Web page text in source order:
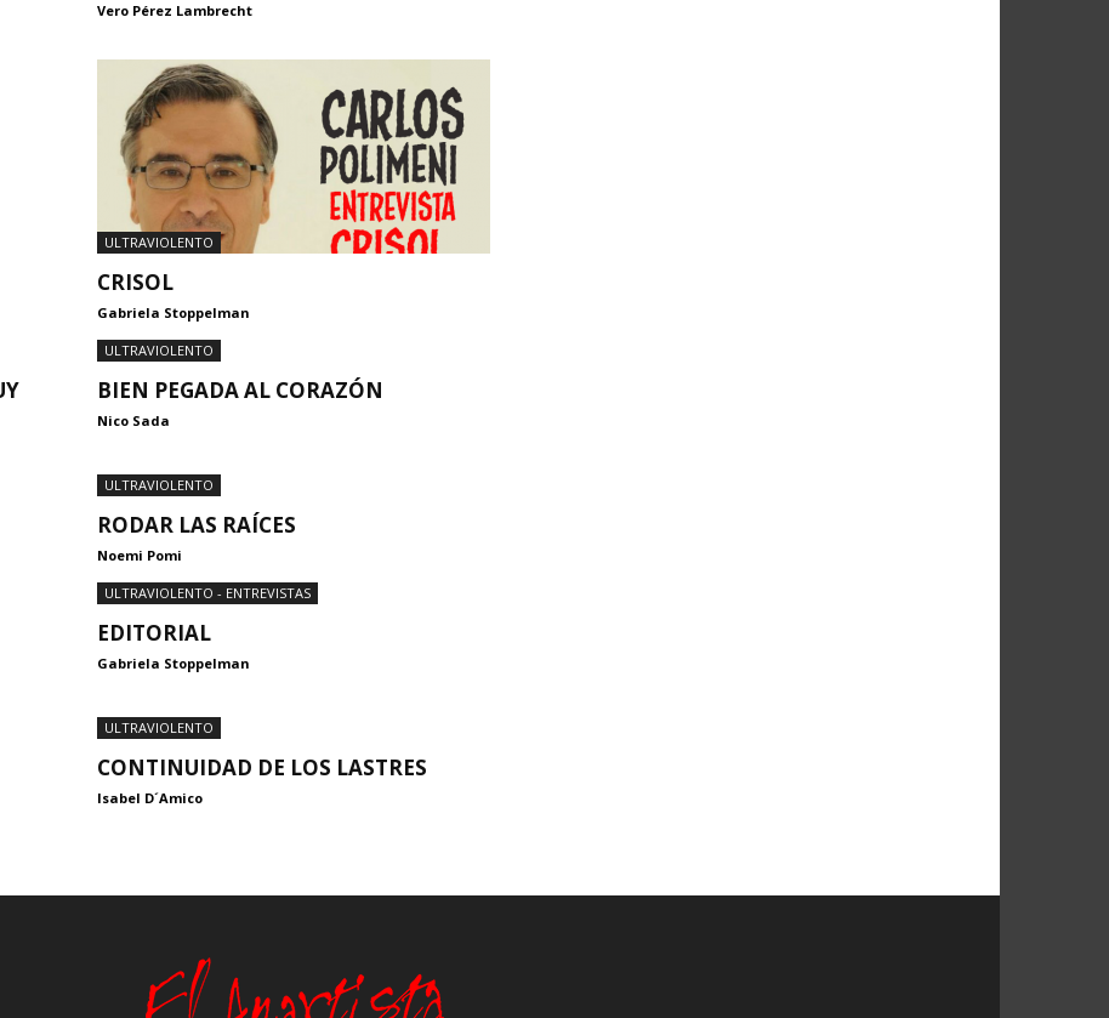
Vero Pérez Lambrecht
ULTRAVIOLENTO
CRISOL
Gabriela Stoppelman
ULTRAVIOLENTO
BIEN PEGADA AL CORAZÓN
Nico Sada
ULTRAVIOLENTO
RODAR LAS RAÍCES
Noemi Pomi
ULTRAVIOLENTO - ENTREVISTAS
EDITORIAL
Gabriela Stoppelman
ULTRAVIOLENTO
CONTINUIDAD DE LOS LASTRES
Isabel D´Amico